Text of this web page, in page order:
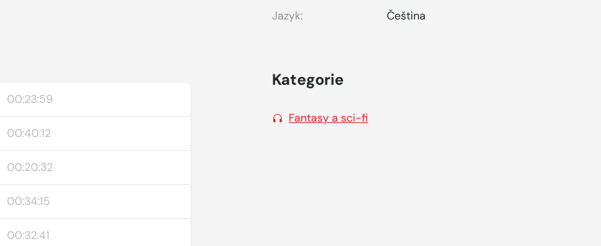
00:23:59
00:40:12
00:20:32
00:34:15
00:32:41
Jazyk:
Čeština
Kategorie
Fantasy a sci-fi